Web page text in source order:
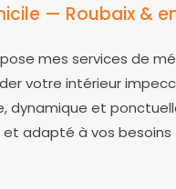
— Roubaix &
mes services de
votre intérieur
dynamique et
et adapté à vos besoins